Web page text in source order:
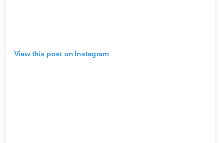
View this post on Instagram